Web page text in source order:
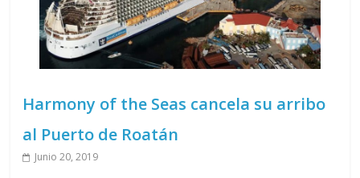
Harmony of the Seas cancela su arribo
al Puerto de Roatán
Junio 20, 2019